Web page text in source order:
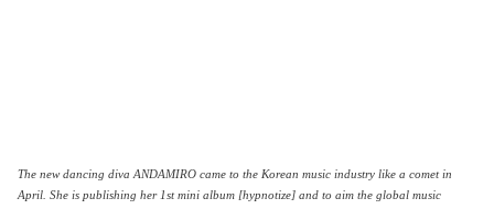
The new dancing diva ANDAMIRO came to the Korean music industry like a comet in
April. She is publishing her 1st mini album [hypnotize] and to aim the global music